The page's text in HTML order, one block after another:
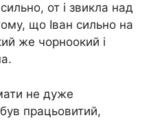
от і звикла над
що Іван сильно на
же чорноокий і
не дуже
працьовитий,